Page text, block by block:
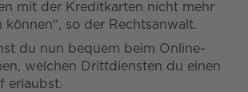
mit der Kreditkarten nicht mehr
so der Rechtsanwalt.
du nun bequem beim Online-
welchen Drittdiensten du einen
erlaubst.